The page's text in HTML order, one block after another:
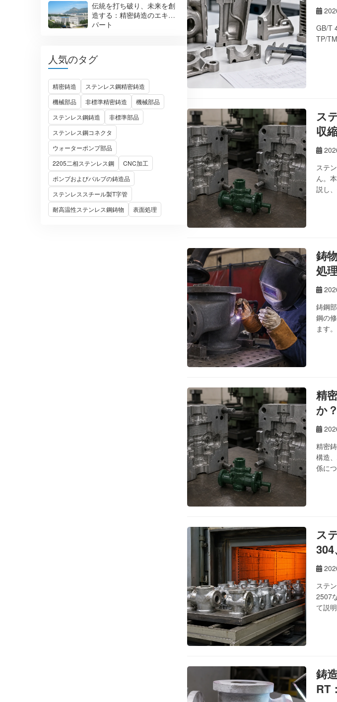
伝統を打ち破り、未来を創
造する：精密鋳造のエキス
パート
人気のタグ
精密鋳造
ステンレス鋼精密鋳造
機械部品
非標準精密鋳造
機械部品
ステンレス鋼鋳造
非標準部品
ステンレス鋼コネクタ
ウォーターポンプ部品
2205二相ステンレス鋼
CNC加工
ポンプおよびバルブの鋳造品
ステンレススチール製T字管
耐高温性ステンレス鋼鋳物
表面処理
GB/T
TP/
ス
収
ステ
ん。
説し
鋳
処
鋳鋼
鋼の
ます。
精
か
ト
精密
構造
係に
ス
ステ
2507
て説
鋳
RT